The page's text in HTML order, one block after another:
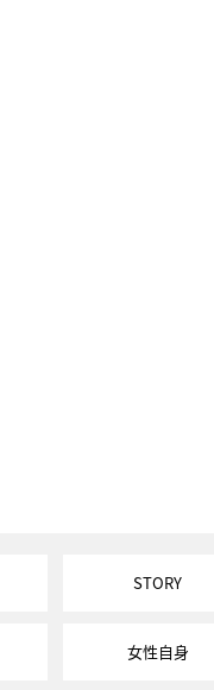
STORY
女性自身